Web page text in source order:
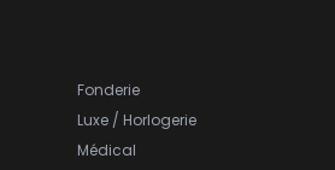
Fonderie
Luxe / Horlogerie
Médical